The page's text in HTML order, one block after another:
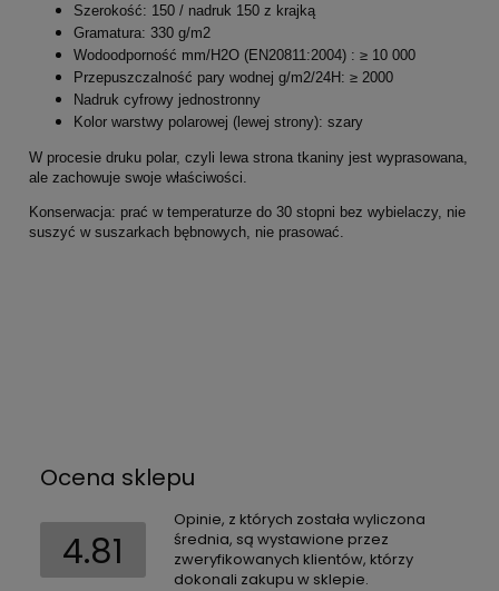
Szerokość: 150 / nadruk 150 z krajką
Gramatura: 330 g/m2
Wodoodporność mm/H2O (EN20811:2004) : ≥ 10 000
Przepuszczalność pary wodnej g/m2/24H: ≥ 2000
Nadruk cyfrowy jednostronny
Kolor warstwy polarowej (lewej strony): szary
W procesie druku polar, czyli lewa strona tkaniny jest wyprasowana,
ale zachowuje swoje właściwości.
Konserwacja: prać w temperaturze do 30 stopni bez wybielaczy, nie
suszyć w suszarkach bębnowych, nie prasować.
Ocena sklepu
4.81
Opinie, z których została wyliczona
średnia, są wystawione przez
zweryfikowanych klientów, którzy
dokonali zakupu w sklepie.